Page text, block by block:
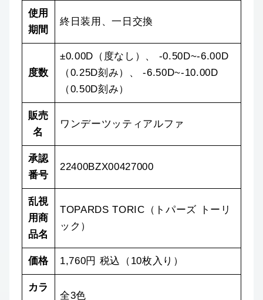
使用
期間
終日装用、一日交換
度数
±0.00D（度なし）、 -0.50D~-6.00D
（0.25D刻み）、 -6.50D~-10.00D
（0.50D刻み）
販売
名
ワンデーツッティアルファ
承認
番号
22400BZX00427000
乱視
用商
品名
TOPARDS TORIC（トパーズ トーリ
ック）
価格 1,760円 税込（10枚入り）
カラ
全3色